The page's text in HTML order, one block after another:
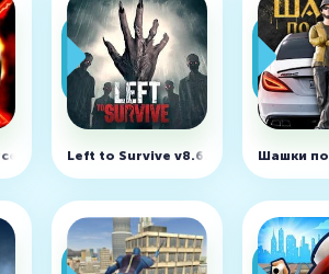
v10.4.1Left to Survive v8.6.0 (MOD, много
Шашки по